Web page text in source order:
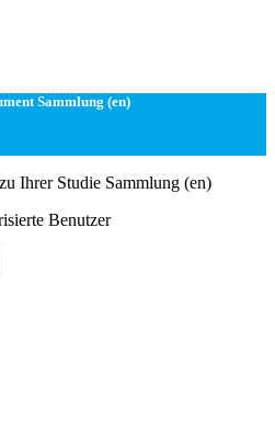
Sammlung (en)
Ihrer Studie Sammlung (en)
Benutzer